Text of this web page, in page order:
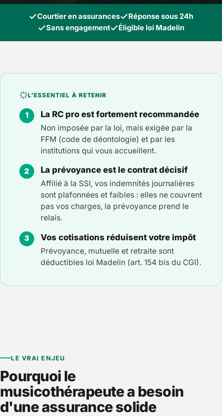
Courtier en assurances
Réponse sous 24h
Sans engagement
Éligible loi Madelin
L'ESSENTIEL À RETENIR
La RC pro est fortement recommandée
Non imposée par la loi, mais exigée par la
FFM (code de déontologie) et par les
institutions qui vous accueillent.
La prévoyance est le contrat décisif
Affilié à la SSI, vos indemnités journalières
sont plafonnées et faibles : elles ne couvrent
pas vos charges, la prévoyance prend le
relais.
Vos cotisations réduisent votre impôt
Prévoyance, mutuelle et retraite sont
déductibles loi Madelin (art. 154 bis du CGI).
LE VRAI ENJEU
Pourquoi le
musicothérapeute a besoin
d'une assurance solide